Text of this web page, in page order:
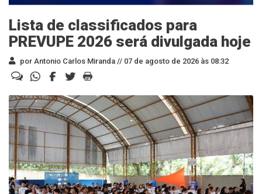
Lista de classificados para
PREVUPE 2026 será divulgada hoje
por Antonio Carlos Miranda // 07 de agosto de 2026 às 08:32